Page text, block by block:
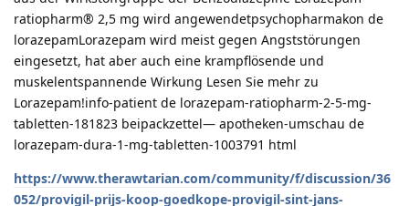
ratiopharm® 2,5 mg wird angewendetpsychopharmakon de
lorazepamLorazepam wird meist gegen Angststörungen
eingesetzt, hat aber auch eine krampflösende und
muskelentspannende Wirkung Lesen Sie mehr zu
Lorazepam!info-patient de lorazepam-ratiopharm-2-5-mg-
tabletten-181823 beipackzettel— apotheken-umschau de
lorazepam-dura-1-mg-tabletten-1003791 html
https://www.therawtarian.com/community/f/discussion/36
052/provigil-prijs-koop-goedkope-provigil-sint-jans-